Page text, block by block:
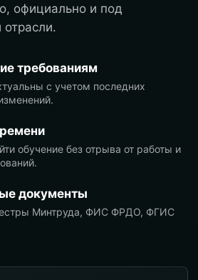
официально и под
требованиям
с учетом последних
обучение без отрыва от работы и
документы
Минтруда, ФИС ФРДО, ФГИС